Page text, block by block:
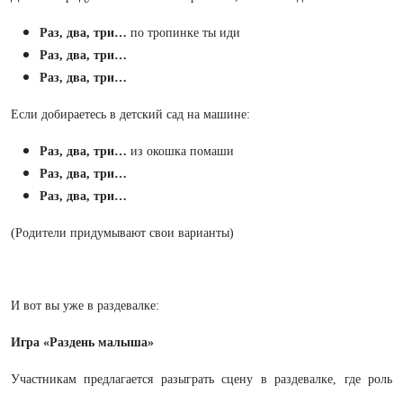
Раз, два, три… по тропинке ты иди
Раз, два, три…
Раз, два, три…
Если добираетесь в детский сад на машине:
Раз, два, три… из окошка помаши
Раз, два, три…
Раз, два, три…
(Родители придумывают свои варианты)
И вот вы уже в раздевалке:
Игра «Раздень малыша»
Участникам предлагается разыграть сцену в раздевалке, где роль